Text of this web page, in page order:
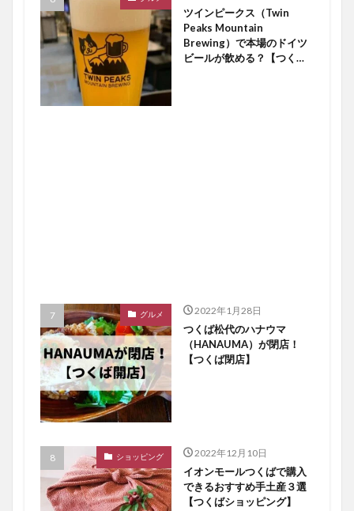
ツインピークス（Twin
Peaks Mountain
Brewing）で本場のドイツ
ビールが飲める？【つくば
グルメ 2022年1月28日
つくば松代のハナウマ
（HANAUMA）が閉店！
【つくば閉店】
ショッピング 2022年12月10日
イオンモールつくばで購入
できるおすすめ手土産３選
【つくばショッピング】